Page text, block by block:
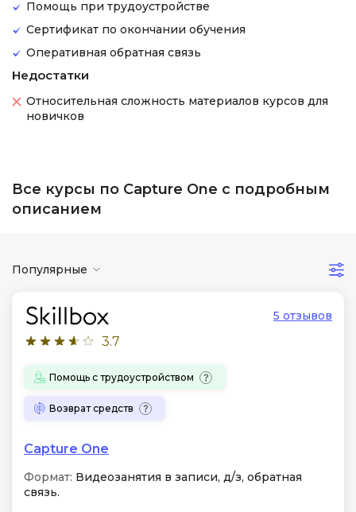
Помощь при трудоустройстве
Сертификат по окончании обучения
Оперативная обратная связь
Недостатки
Относительная сложность материалов курсов для
новичков
Все курсы по Capture One с подробным
описанием
Популярные
3.7
5 отзывов
Помощь с трудоустройством
Возврат средств
Capture One
Формат: Видеозанятия в записи, д/з, обратная
связь.